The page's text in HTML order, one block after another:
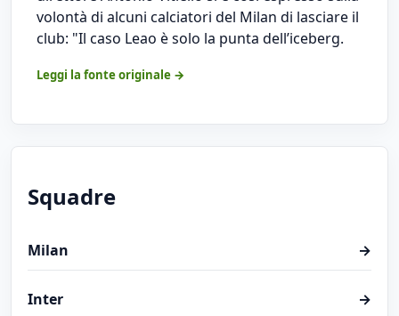
volontà di alcuni calciatori del Milan di lasciare il
club: "Il caso Leao è solo la punta dell’iceberg.
Leggi la fonte originale →
Squadre
Milan →
Inter →